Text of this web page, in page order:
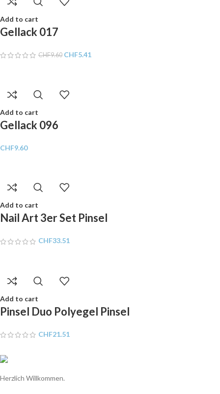
Add to cart
Gellack 017
CHF9.60 CHF5.41
Add to cart
Gellack 096
CHF9.60
Add to cart
Nail Art 3er Set Pinsel
CHF33.51
Add to cart
Pinsel Duo Polyegel Pinsel
CHF21.51
Herzlich Willkommen.